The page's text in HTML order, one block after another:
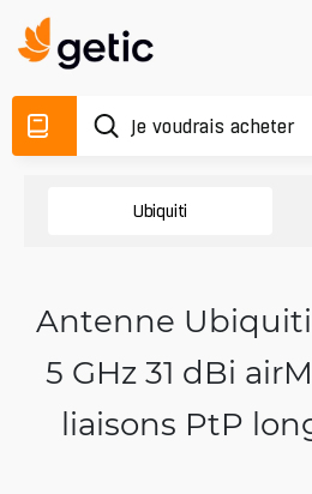
Ubiquiti
Antenne
5 GHz 31 dBi
liaisons PtP